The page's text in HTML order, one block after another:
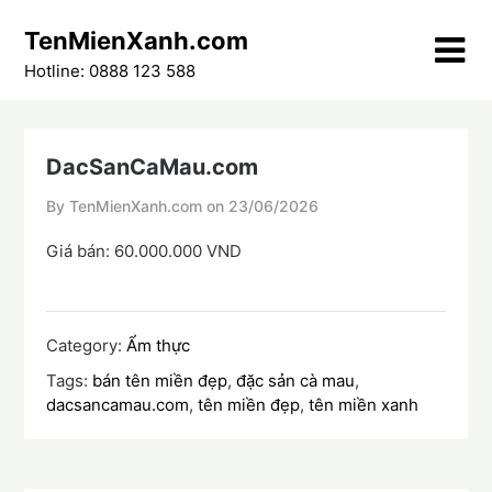
content
TenMienXanh.com
Hotline: 0888 123 588
DacSanCaMau.com
By TenMienXanh.com on 23/06/2026
Giá bán: 60.000.000 VND
Category: Ẩm thực
Tags: bán tên miền đẹp,đặc sản cà mau,
dacsancamau.com,tên miền đẹp,tên miền xanh